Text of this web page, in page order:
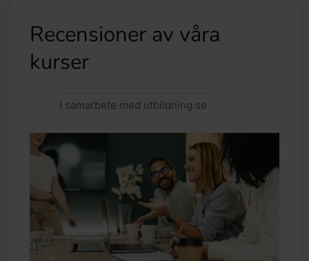
Recensioner av våra
kurser
I samarbete med utbildning.se